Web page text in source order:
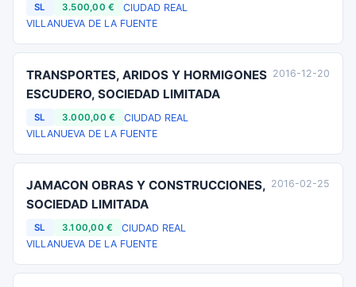
SL 3.500,00 €
CIUDAD REAL
VILLANUEVA DE LA FUENTE
TRANSPORTES, ARIDOS Y HORMIGONES
ESCUDERO, SOCIEDAD LIMITADA
SL 3.000,00 €
CIUDAD REAL
VILLANUEVA DE LA FUENTE
2016-12-20
JAMACON OBRAS Y CONSTRUCCIONES,
SOCIEDAD LIMITADA
SL 3.100,00 €
CIUDAD REAL
VILLANUEVA DE LA FUENTE
2016-02-25